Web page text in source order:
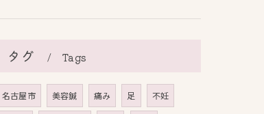
タグ Tags
名古屋市 美容鍼 痛み 足 不妊